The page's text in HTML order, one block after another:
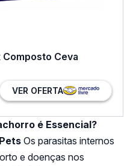
Ceva
VER OFERTA
é Essencial?
Os parasitas internos
e doenças nos